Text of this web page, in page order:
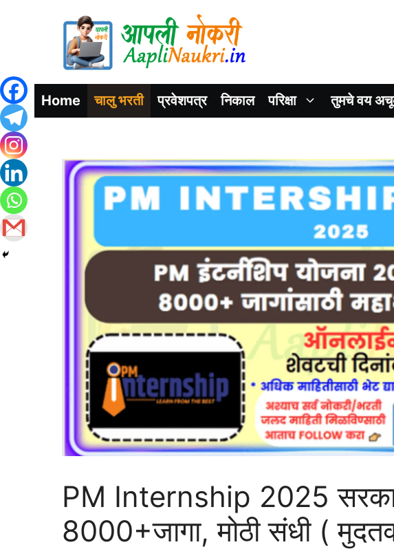
Home चालु भरती प्रवेशपत्र निकाल परिक्षा तुमचे वय
PM Internship 2025
8000+जागा, मोठी संधी (